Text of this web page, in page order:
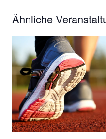
Ähnliche